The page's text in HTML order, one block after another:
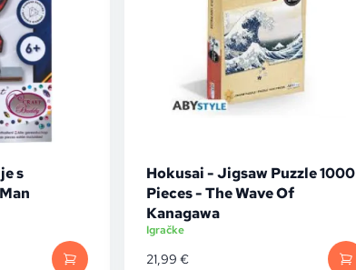
s
Hokusai - Jigsaw Puzzle 1000
Pieces - The Wave Of
Kanagawa
Igračke
21,99 €